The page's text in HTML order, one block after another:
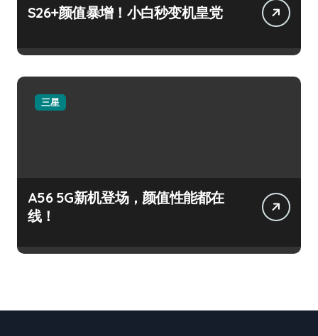
S26+颜值暴增！小白秒变机皇党
三星
A56 5G新机登场，颜值性能都在
线！